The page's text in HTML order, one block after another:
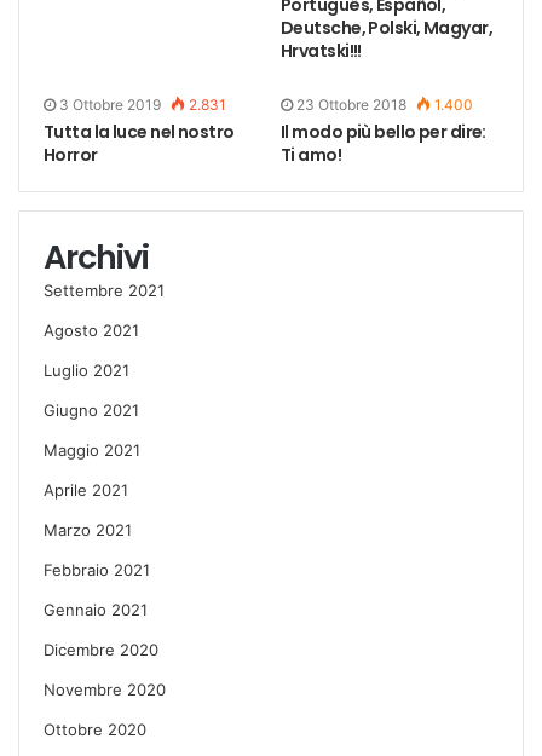
Português, Español,
Deutsche, Polski, Magyar,
Hrvatski!!!
3 Ottobre 2019 2.831
Tutta la luce nel nostro
Horror
23 Ottobre 2018 1.400
Il modo più bello per dire:
Ti amo!
Archivi
Settembre 2021
Agosto 2021
Luglio 2021
Giugno 2021
Maggio 2021
Aprile 2021
Marzo 2021
Febbraio 2021
Gennaio 2021
Dicembre 2020
Novembre 2020
Ottobre 2020